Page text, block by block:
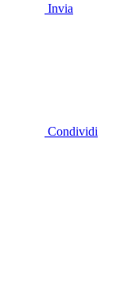
Invia
Condividi